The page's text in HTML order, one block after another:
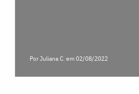
Por Juliana C. em 02/08/2022